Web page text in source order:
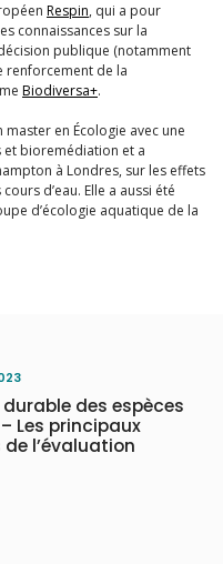
Respin, qui a pour
connaissances sur la
publique (notamment
renforcement de la
Biodiversa+.
master en Écologie avec une
bioremédiation et a
à Londres, sur les effets
d’eau. Elle a aussi été
d’écologie aquatique de la
des espèces
Les principaux
l’évaluation